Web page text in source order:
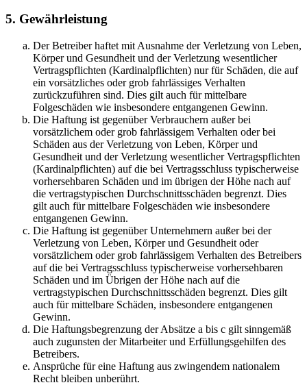
5. Gewährleistung
Der Betreiber haftet mit Ausnahme der Verletzung von Leben,
Körper und Gesundheit und der Verletzung wesentlicher
Vertragspflichten (Kardinalpflichten) nur für Schäden, die auf
ein vorsätzliches oder grob fahrlässiges Verhalten
zurückzuführen sind. Dies gilt auch für mittelbare
Folgeschäden wie insbesondere entgangenen Gewinn.
Die Haftung ist gegenüber Verbrauchern außer bei
vorsätzlichem oder grob fahrlässigem Verhalten oder bei
Schäden aus der Verletzung von Leben, Körper und
Gesundheit und der Verletzung wesentlicher Vertragspflichten
(Kardinalpflichten) auf die bei Vertragsschluss typischerweise
vorhersehbaren Schäden und im übrigen der Höhe nach auf
die vertragstypischen Durchschnittsschäden begrenzt. Dies
gilt auch für mittelbare Folgeschäden wie insbesondere
entgangenen Gewinn.
Die Haftung ist gegenüber Unternehmern außer bei der
Verletzung von Leben, Körper und Gesundheit oder
vorsätzlichem oder grob fahrlässigem Verhalten des Betreibers
auf die bei Vertragsschluss typischerweise vorhersehbaren
Schäden und im Übrigen der Höhe nach auf die
vertragstypischen Durchschnittsschäden begrenzt. Dies gilt
auch für mittelbare Schäden, insbesondere entgangenen
Gewinn.
Die Haftungsbegrenzung der Absätze a bis c gilt sinngemäß
auch zugunsten der Mitarbeiter und Erfüllungsgehilfen des
Betreibers.
Ansprüche für eine Haftung aus zwingendem nationalem
Recht bleiben unberührt.